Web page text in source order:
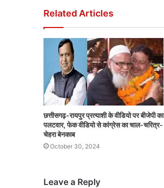
Related Articles
छत्तीसगढ़-रायपुर प्रत्याशी के वीडियो पर बीजेपी का
पलटवार, फेक वीडियो से कांग्रेस का चाल-चरित्र-
चेहरा बेनकाब
October 30, 2024
Leave a Reply